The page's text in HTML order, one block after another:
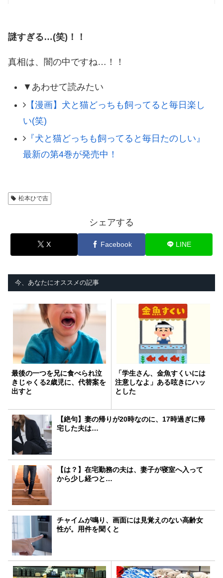
謎すぎる…(笑)！！
真相は、闇の中ですね…！！
▼あわせて読みたい
【漫画】犬と猫どっちも飼ってると毎日楽し
い(笑)
『犬と猫どっちも飼ってると毎日たのしい』
最新の第4巻が発売中！
松本ひで吉
シェアする
X Facebook LINE
今、あなたにオススメの記事
最後の一つを兄に食べられ泣
きじゃくる2歳児に、代替案を
出すと
「学生さん、金魚すくいには
注意しなよ」ある呟きにハッ
とした
【絶句】妻の帰りが20時なのに、17時過ぎに帰
宅した夫は…
【は？】在宅勤務の夫は、妻子が寝室へ入って
から少し経つと…
チャイムが鳴り、画面には見覚えのない高齢女
性が。用件を聞くと